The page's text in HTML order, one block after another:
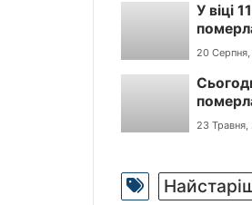
У віці
людина
Марія
Pais
20
Злата,
квітня.
23